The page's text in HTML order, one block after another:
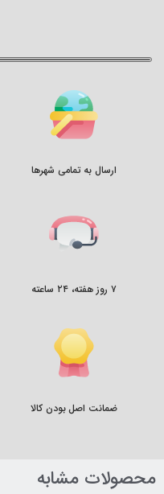
ارسال به تمامی شهرها
۷ روز هفته، ۲۴ ساعته
ضمانت اصل بودن کالا
محصولات مشابه